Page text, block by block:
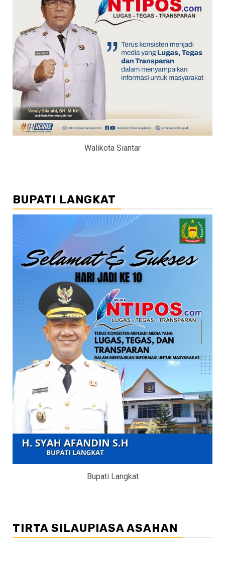
Walikota Siantar
BUPATI LANGKAT
Bupati Langkat
TIRTA SILAUPIASA ASAHAN